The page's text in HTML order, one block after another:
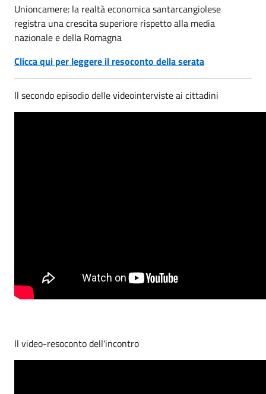
Unioncamere: la realtà economica santarcangiolese
registra una crescita superiore rispetto alla media
nazionale e della Romagna
Clicca qui per leggere il resoconto della serata
Il secondo episodio delle videointerviste ai cittadini
Il video-resoconto dell'incontro